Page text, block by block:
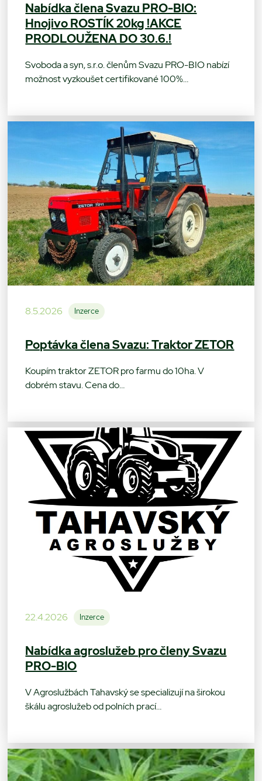
Nabídka člena Svazu PRO-BIO:
Hnojivo ROSTÍK 20kg !AKCE
PRODLOUŽENA DO 30.6.!
Svoboda a syn, s.r.o. členům Svazu PRO-BIO nabízí
možnost vyzkoušet certifikované 100%…
8.5.2026 Inzerce
Poptávka člena Svazu: Traktor ZETOR
Koupím traktor ZETOR pro farmu do 10ha. V
dobrém stavu. Cena do…
22.4.2026 Inzerce
Nabídka agroslužeb pro členy Svazu
PRO-BIO
V Agroslužbách Tahavský se specializují na širokou
škálu agroslužeb od polních prací…